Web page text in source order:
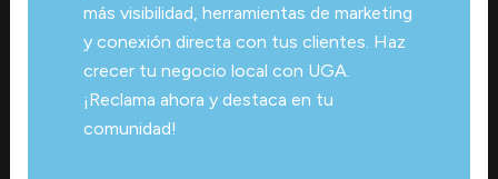
más visibilidad, herramientas de marketing
y conexión directa con tus clientes. Haz
crecer tu negocio local con UGA.
¡Reclama ahora y destaca en tu
comunidad!